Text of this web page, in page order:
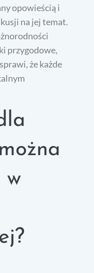
opowieścią i
na jej temat.
przygodowe,
że każde
w